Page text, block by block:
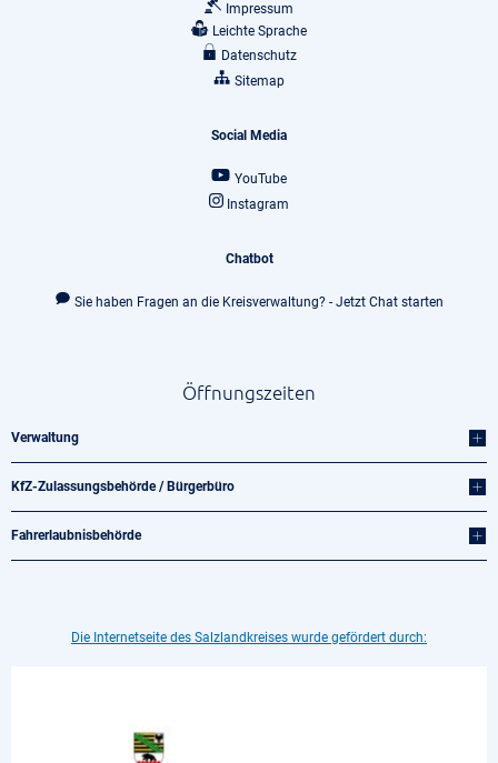
Impressum
Leichte Sprache
Datenschutz
Sitemap
Social Media
YouTube
Instagram
Chatbot
Sie haben Fragen an die Kreisverwaltung? - Jetzt Chat starten
Öffnungszeiten
Verwaltung
KfZ-Zulassungsbehörde / Bürgerbüro
Fahrerlaubnisbehörde
Die Internetseite des Salzlandkreises wurde gefördert durch: